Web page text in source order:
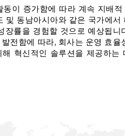
이 증가함에 따라 계속 지배
및 동남아시아와 같은 국가에
률을 경험할 것으로 예상됩니
전함에 따라, 회사는 운영 효
혁신적인 솔루션을 제공하